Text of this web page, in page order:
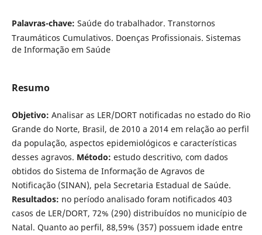
Palavras-chave: Saúde do trabalhador. Transtornos
Traumáticos Cumulativos. Doenças Profissionais. Sistemas
de Informação em Saúde
Resumo
Objetivo: Analisar as LER/DORT notificadas no estado do Rio
Grande do Norte, Brasil, de 2010 a 2014 em relação ao perfil
da população, aspectos epidemiológicos e características
desses agravos. Método: estudo descritivo, com dados
obtidos do Sistema de Informação de Agravos de
Notificação (SINAN), pela Secretaria Estadual de Saúde.
Resultados: no período analisado foram notificados 403
casos de LER/DORT, 72% (290) distribuídos no município de
Natal. Quanto ao perfil, 88,59% (357) possuem idade entre